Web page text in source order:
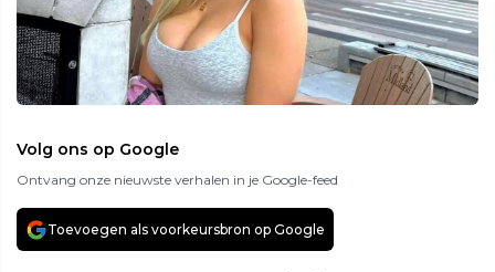
Volg ons op Google
Ontvang onze nieuwste verhalen in je Google-feed
Toevoegen als voorkeursbron op Google